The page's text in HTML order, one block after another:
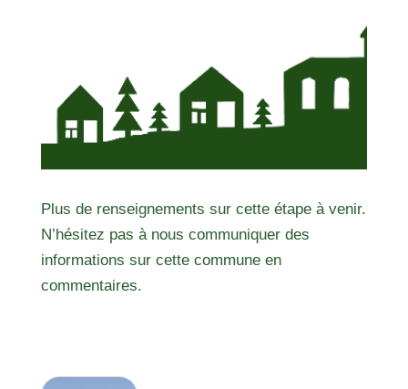
Plus de renseignements sur cette étape à venir.
N’hésitez pas à nous communiquer des
informations sur cette commune en
commentaires.